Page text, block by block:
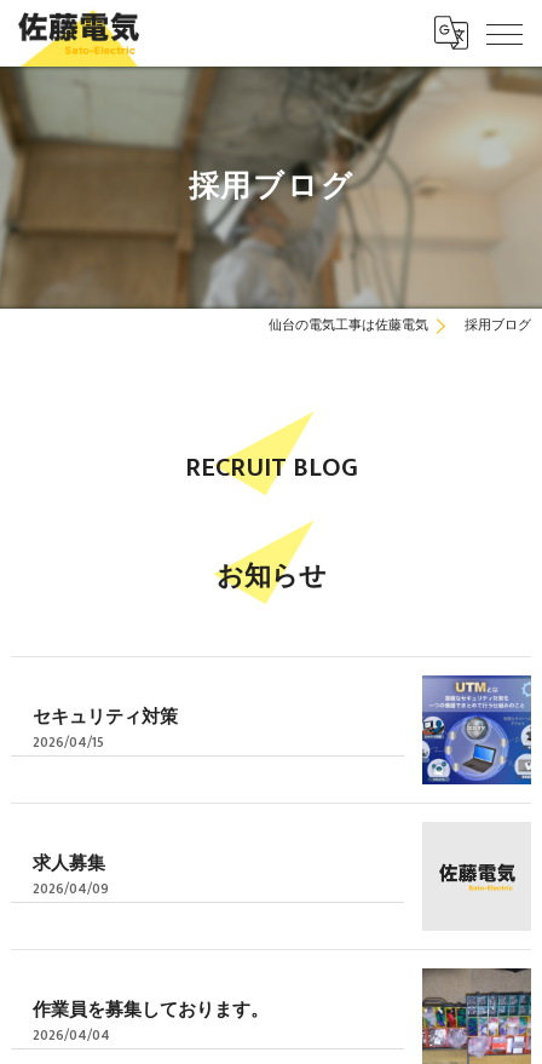
採用ブログ
仙台の電気工事は佐藤電気 採用ブログ
RECRUIT BLOG
お知らせ
セキュリティ対策
2026/04/15
求人募集
2026/04/09
作業員を募集しております。
2026/04/04